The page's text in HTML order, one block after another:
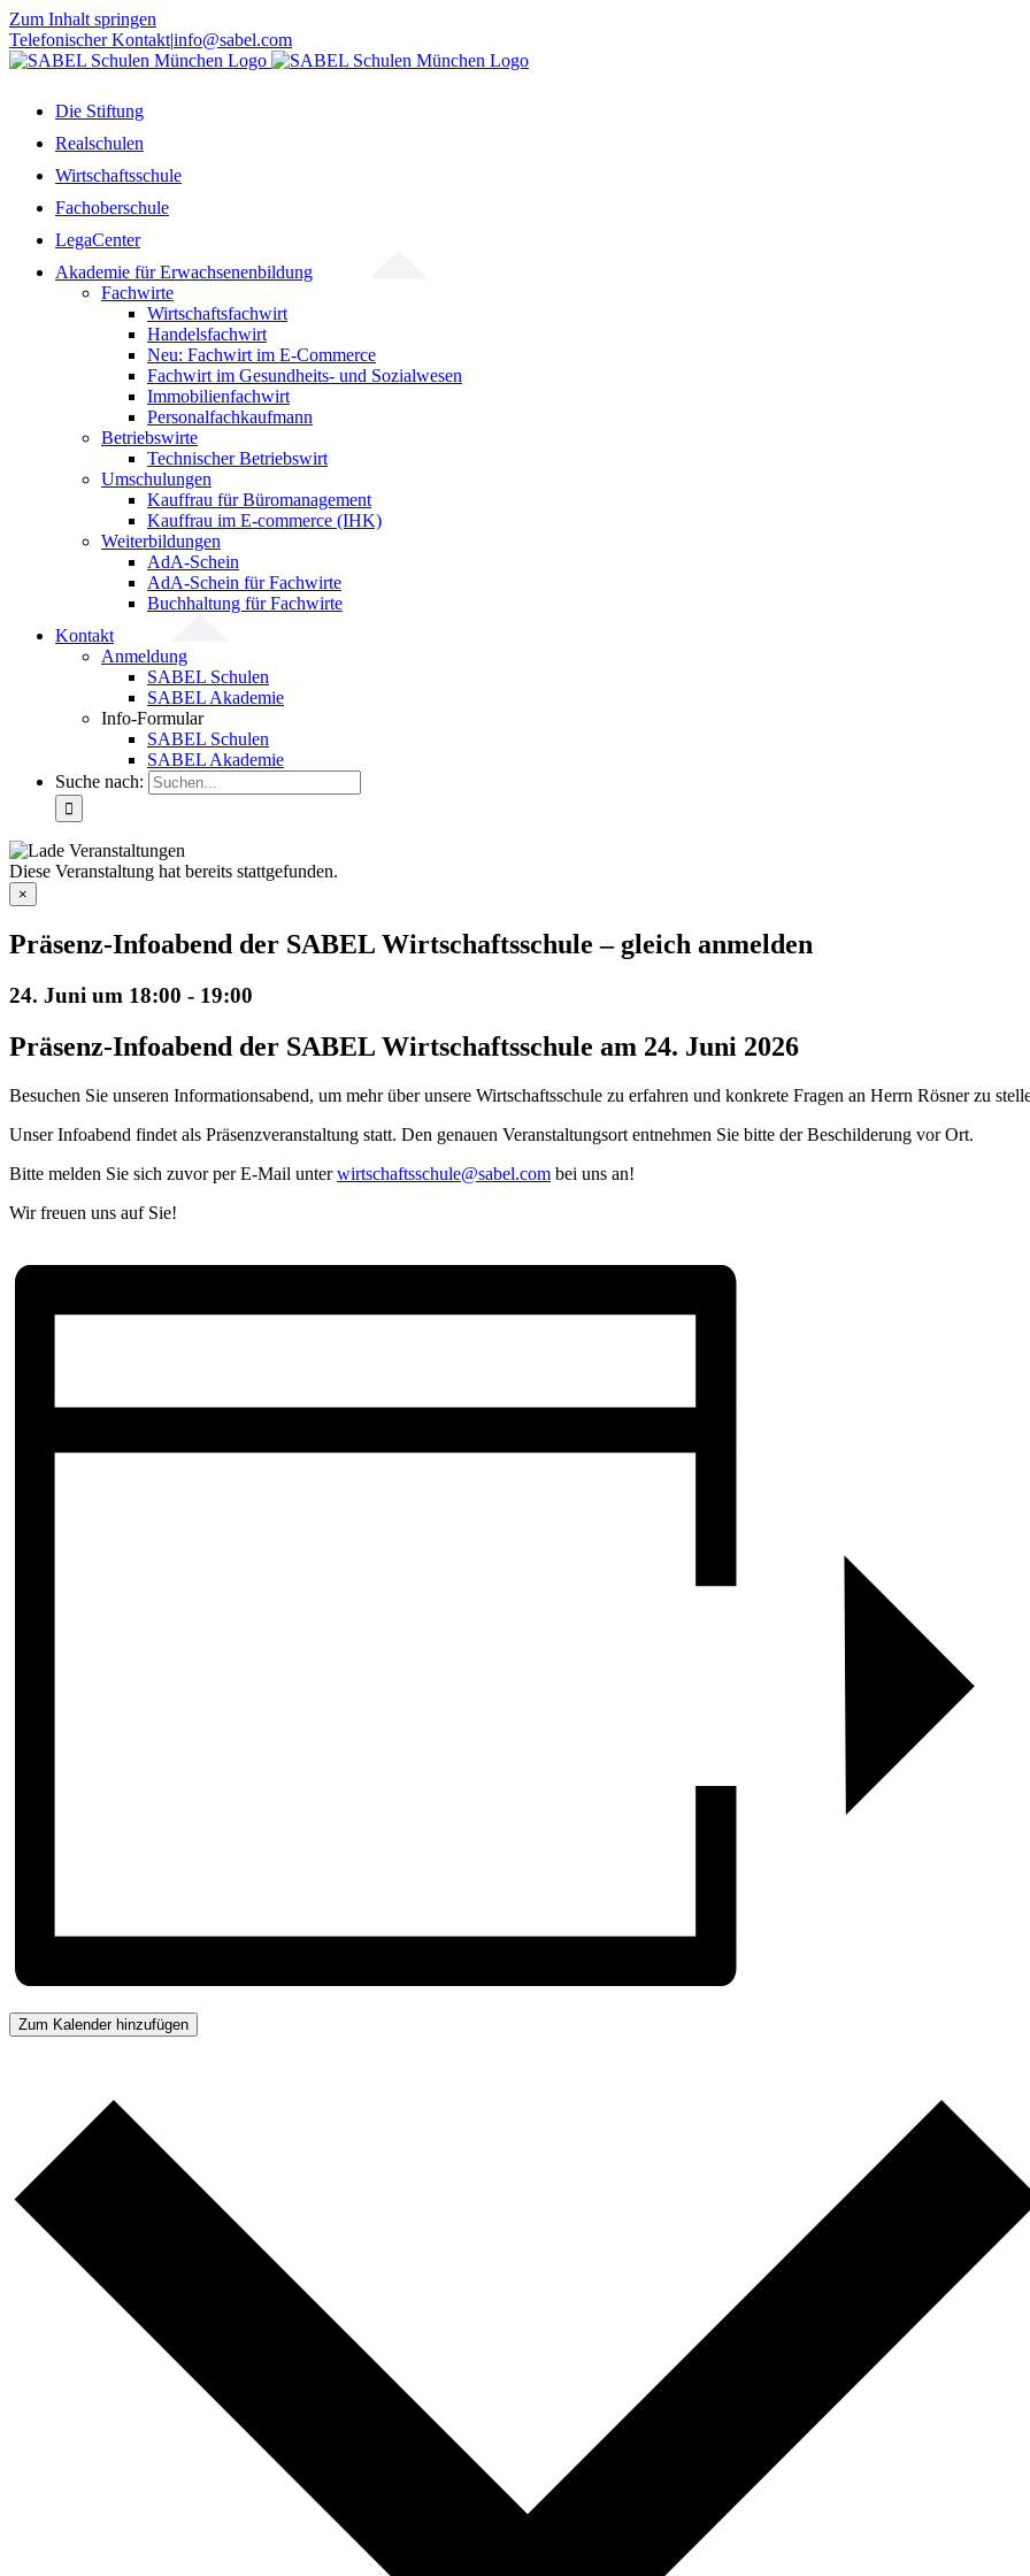
Zum Inhalt springen
Telefonischer Kontakt|info@sabel.com
Die Stiftung
Realschulen
Wirtschaftsschule
Fachoberschule
LegaCenter
Akademie für Erwachsenenbildung
Fachwirte
Wirtschaftsfachwirt
Handelsfachwirt
Neu: Fachwirt im E-Commerce
Fachwirt im Gesundheits- und Sozialwesen
Immobilienfachwirt
Personalfachkaufmann
Betriebswirte
Technischer Betriebswirt
Umschulungen
Kauffrau für Büromanagement
Kauffrau im E-commerce (IHK)
Weiterbildungen
AdA-Schein
AdA-Schein für Fachwirte
Buchhaltung für Fachwirte
Kontakt
Anmeldung
SABEL Schulen
SABEL Akademie
Info-Formular
SABEL Schulen
SABEL Akademie
Suche nach:
Diese Veranstaltung hat bereits stattgefunden.
×
Präsenz-Infoabend der SABEL Wirtschaftsschule – gleich anmelden
24. Juni um 18:00 - 19:00
Präsenz-Infoabend der SABEL Wirtschaftsschule am 24. Juni 2026
Besuchen Sie unseren Informationsabend, um mehr über unsere Wirtschaftsschule zu erfahren und konkrete Fragen an Herrn Rösner zu
Unser Infoabend findet als Präsenzveranstaltung statt. Den genauen Veranstaltungsort entnehmen Sie bitte der Beschilderung vor Ort.
Bitte melden Sie sich zuvor per E-Mail unterwirtschaftsschule@sabel.com bei uns an!
Wir freuen uns auf Sie!
Zum Kalender hinzufügen